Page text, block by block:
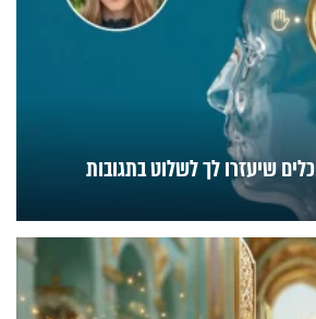
מוח שליט על לב: 4 כלים שיעזרו לך לשלוט בתגובות